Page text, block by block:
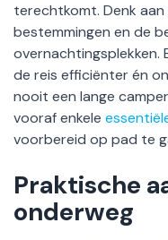
terechtkomt. Denk
bestemmingen en de
overnachtingsplekken.
de reis efficiënter én
nooit een lange
vooraf enkele
voorbereid op pad te
Praktische
onderweg